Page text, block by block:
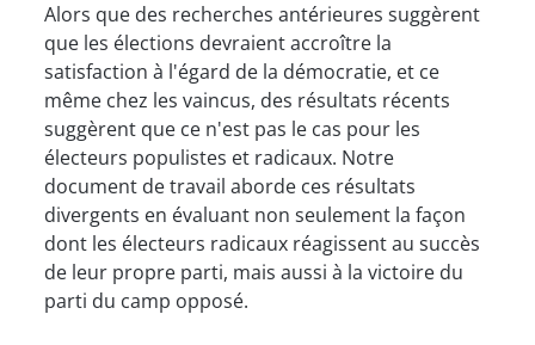
Alors que des recherches antérieures suggèrent
que les élections devraient accroître la
satisfaction à l'égard de la démocratie, et ce
même chez les vaincus, des résultats récents
suggèrent que ce n'est pas le cas pour les
électeurs populistes et radicaux. Notre
document de travail aborde ces résultats
divergents en évaluant non seulement la façon
dont les électeurs radicaux réagissent au succès
de leur propre parti, mais aussi à la victoire du
parti du camp opposé.